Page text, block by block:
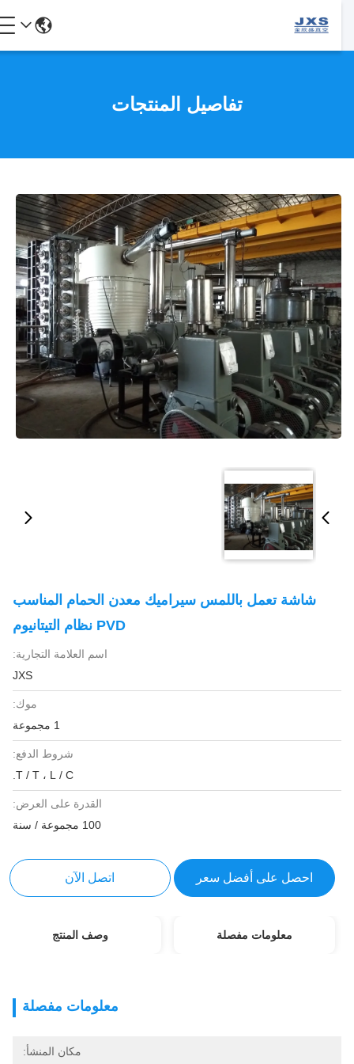
تفاصيل المنتجات
شاشة تعمل باللمس سيراميك معدن الحمام المناسب
PVD نظام التيتانيوم
اسم العلامة التجارية:
JXS
موك:
شروط الدفع:
T / T ، L / C.
القدرة على العرض:
100 مجموعة / سنة
احصل على أفضل سعر اتصل الآن
معلومات مفصلة وصف المنتج
معلومات مفصلة
مكان المنشأ: